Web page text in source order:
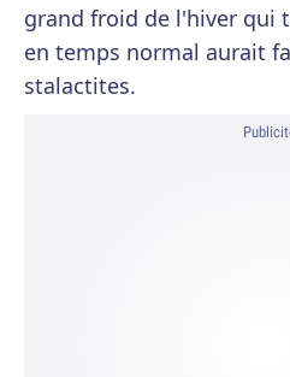
grand froid de l'hiver qui
en temps normal aurait
stalactites.